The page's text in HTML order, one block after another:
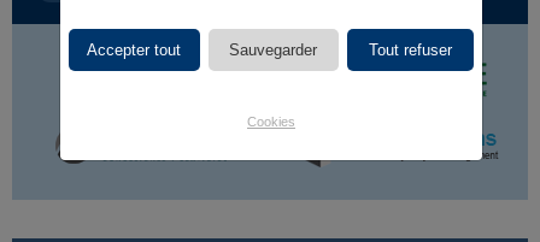
Cookies